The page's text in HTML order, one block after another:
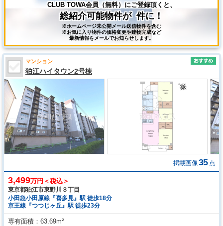
CLUB TOWA会員（無料）にご登録頂くと、
総紹介可能物件が 件に！
※ホームページ未公開メール送信物件を含む
※お気に入り物件の価格変更や建物完成など
最新情報をメールでお知らせします。
マンション
狛江ハイタウン2号棟
掲載画像35 点
3,499万円＜税込＞
東京都狛江市東野川３丁目
小田急小田原線『喜多見』駅 徒歩18分
京王線『つつじヶ丘』駅 徒歩23分
専有面積
63.69m²